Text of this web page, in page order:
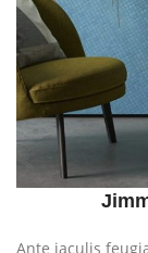
Ante iaculis